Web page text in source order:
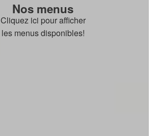
Nos menus
Cliquez ici pour afficher
les menus disponibles!